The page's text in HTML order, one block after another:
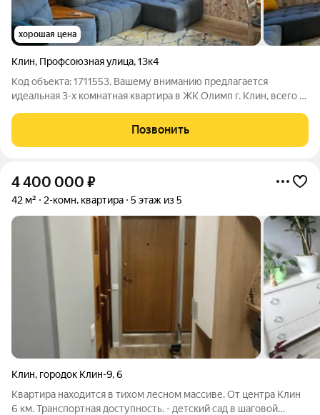
хорошая цена
Клин, Профсоюзная улица,13к4
Код объекта: 1711553. Вашему вниманию предлагается
идеальная 3-х комнатная квартира в ЖК Олимп г. Клин, всего в
Профсоюзной улице, на 3-м этаже. В квартире выполнен
дизайнерский ремонт, что
Позвонить
4 400 000 ₽
42 м² 2-комн. квартира 5 этаж из 5
Клин, городок Клин-9,6
Квартира находится в тихом лесном массиве. От центра Клин
6 км. Транспортная доступность. - детский сад в шаговой